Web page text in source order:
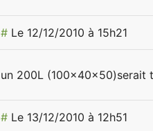
# Le 12/12/2010 à 15h21
un 200L (100x40x50)serait
# Le 13/12/2010 à 12h51